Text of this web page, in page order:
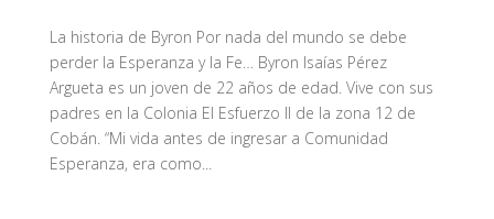
La historia de Byron Por nada del mundo se debe
perder la Esperanza y la Fe… Byron Isaías Pérez
Argueta es un joven de 22 años de edad. Vive con sus
padres en la Colonia El Esfuerzo II de la zona 12 de
Cobán. “Mi vida antes de ingresar a Comunidad
Esperanza, era como...